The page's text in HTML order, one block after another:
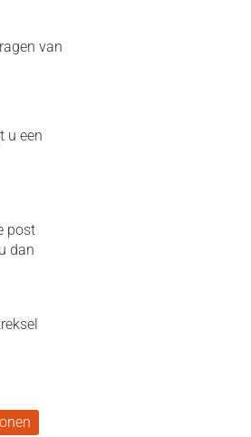
van
u een
post
dan